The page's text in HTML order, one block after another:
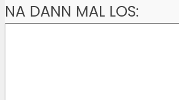
NA DANN MAL LOS: